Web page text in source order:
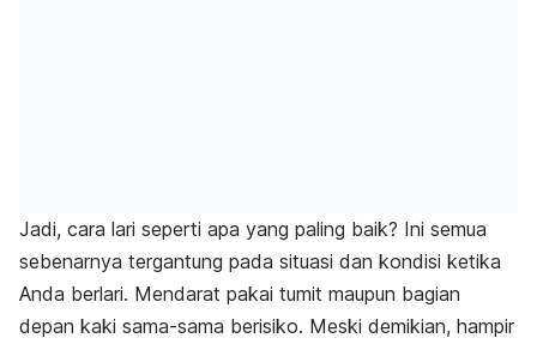
Jadi, cara lari seperti apa yang paling baik? Ini semua
sebenarnya tergantung pada situasi dan kondisi ketika
Anda berlari. Mendarat pakai tumit maupun bagian
depan kaki sama-sama berisiko. Meski demikian, hampir